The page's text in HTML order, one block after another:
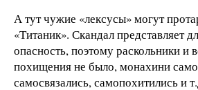
А тут чужие «лексусы» могут
«Титаник». Скандал представляет
опасность, поэтому раскольники и
похищения не было, монахини
самосвязались, самопохитились и